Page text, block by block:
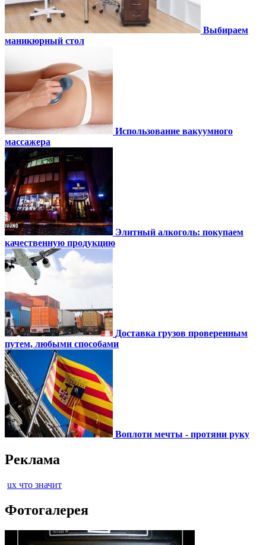
Выбираем
маникюрный стол
Использование вакуумного
массажера
Элитный алкоголь: покупаем
качественную продукцию
Доставка грузов проверенным
путем, любыми способами
Воплоти мечты - протяни руку
Реклама
ux что значит
Фотогалерея